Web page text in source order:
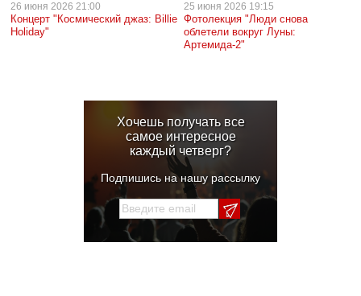
26 июня 2026 21:00
Концерт "Космический джаз: Billie
Holiday"
25 июня 2026 19:15
Фотолекция "Люди снова
облетели вокруг Луны:
Артемида-2"
Хочешь получать все
самое интересное
каждый четверг?
Подпишись на нашу рассылку